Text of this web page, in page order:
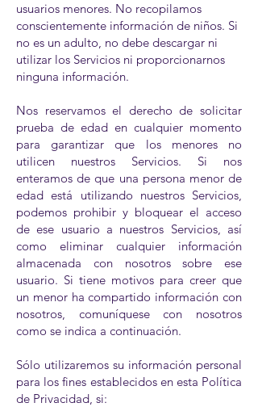
usuarios menores. No recopilamos
conscientemente información de niños. Si
no es un adulto, no debe descargar ni
utilizar los Servicios ni proporcionarnos
ninguna información.
Nos reservamos el derecho de solicitar
prueba de edad en cualquier momento
para garantizar que los menores no
utilicen nuestros Servicios. Si nos
enteramos de que una persona menor de
edad está utilizando nuestros Servicios,
podemos prohibir y bloquear el acceso
de ese usuario a nuestros Servicios, así
como eliminar cualquier información
almacenada con nosotros sobre ese
usuario. Si tiene motivos para creer que
un menor ha compartido información con
nosotros, comuníquese con nosotros
como se indica a continuación.
Sólo utilizaremos su información personal
para los fines establecidos en esta Política
de Privacidad, si: